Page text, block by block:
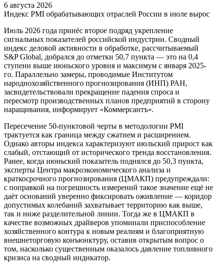
6 августа 2026
Индекс PMI обрабатывающих отраслей России в июле вырос
Июль 2026 года принёс второе подряд укрепление
сигнальных показателей российской индустрии. Сводный
индекс деловой активности в обработке, рассчитываемый
S&P Global, добрался до отметки 50,7 пункта — это на 0,4
ступени выше июньского уровня и максимум с января 2025-
го. Параллельно замеры, проводимые Институтом
народнохозяйственного прогнозирования (ИНП) РАН,
засвидетельствовали прекращение падения спроса и
пересмотр производственных планов предприятий в сторону
наращивания, информирует «Коммерсантъ».
Пересечение 50-пунктовой черты в методологии PMI
трактуется как граница между сжатием и расширением.
Однако авторы индекса характеризуют июльский прирост как
слабый, отстающий от исторического тренда восстановления.
Ранее, когда июньский показатель поднялся до 50,3 пункта,
эксперты Центра макроэкономического анализа и
краткосрочного прогнозирования (ЦМАКП) предупреждали:
с поправкой на погрешность измерений такое значение ещё не
даёт оснований уверенно фиксировать оживление — коридор
допустимых колебаний захватывает территорию как выше,
так и ниже разделительной линии. Тогда же в ЦМАКП в
качестве возможных драйверов упоминали приспособление
хозяйственного контура к новым реалиям и благоприятную
внешнеторговую конъюнктуру, оставив открытым вопрос о
том, насколько существенным оказалось давление топливного
кризиса на сводный индикатор.